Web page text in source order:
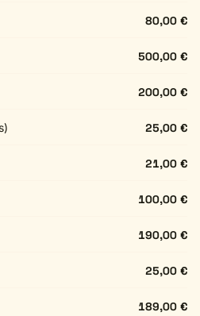
80,00 €
500,00 €
200,00 €
25,00 €
21,00 €
100,00 €
190,00 €
25,00 €
189,00 €